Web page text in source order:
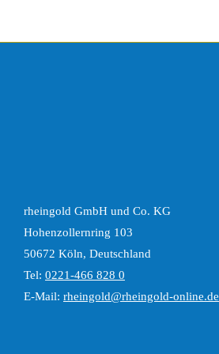
rheingold GmbH und Co. KG
Hohenzollernring 103
50672 Köln, Deutschland
Tel: 0221-466 828 0
E-Mail: rheingold@rheingold-online.de